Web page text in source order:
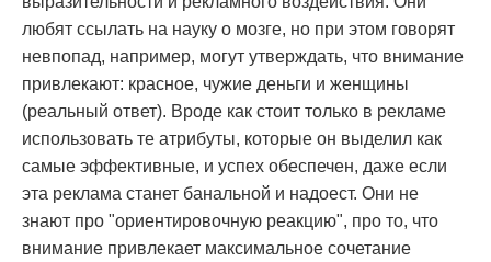
любят ссылать на науку о мозге, но при этом говорят
невпопад, например, могут утверждать, что внимание
привлекают: красное, чужие деньги и женщины
(реальный ответ). Вроде как стоит только в рекламе
использовать те атрибуты, которые он выделил как
самые эффективные, и успех обеспечен, даже если
эта реклама станет банальной и надоест. Они не
знают про "ориентировочную реакцию", про то, что
внимание привлекает максимальное сочетание